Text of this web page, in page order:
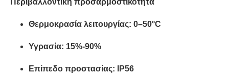
Περιβαλλοντική προσαρμοστικότητα
Θερμοκρασία λειτουργίας: 0–50°C
Υγρασία: 15%-90%
Επίπεδο προστασίας: IP56